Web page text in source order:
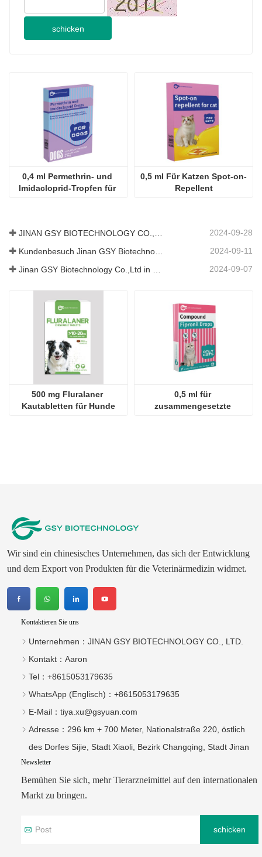
schicken
0,4 ml Permethrin- und
Imidacloprid-Tropfen für
0,5 ml Für Katzen Spot-on-
Repellent
2024-09-28
2024-09-11
Jinan GSY Biotechnology Co.,Ltd in Nanjing VIV Ausstellung 2024-09-07
500 mg Fluralaner
Kautabletten für Hunde
0,5 ml für
zusammengesetzte
Wir sind ein chinesisches Unternehmen, das sich der Entwicklung
und dem Export von Produkten für die Veterinärmedizin widmet.
Kontaktieren Sie uns
Unternehmen： JINAN GSY BIOTECHNOLOGY CO., LTD.
Kontakt： Aaron
Tel： +8615053179635‬
WhatsApp (Englisch)： +8615053179635
E-Mail： tiya.xu@gsyuan.com
Adresse： 296 km + 700 Meter, Nationalstraße 220, östlich
des Dorfes Sijie, Stadt Xiaoli, Bezirk Changqing, Stadt Jinan
Newsletter
Bemühen Sie sich, mehr Tierarzneimittel auf den internationalen
Markt zu bringen.
schicken